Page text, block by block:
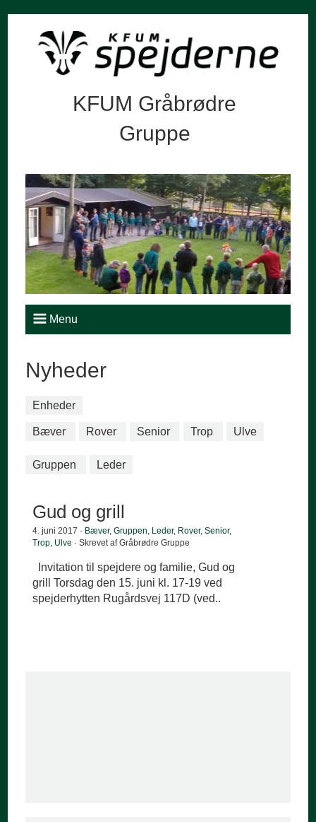
KFUM Gråbrødre
Gruppe
Menu
Nyheder
Enheder
Bæver Rover Senior Trop Ulve
Gruppen Leder
Gud og grill
4. juni 2017 · Bæver,Gruppen, Leder, Rover,Senior,
Trop, Ulve · Skrevet af Gråbrødre Gruppe
Invitation til spejdere og familie, Gud og
grill Torsdag den 15. juni kl. 17-19 ved
spejderhytten Rugårdsvej 117D (ved..